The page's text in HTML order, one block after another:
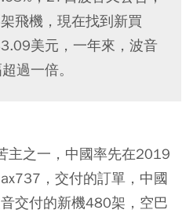
飛機，現在找到新買
美元，一年來，波音
過一倍。
主之一，中國率先在2019
，交付的訂單，中國
交付的新機480架，空巴